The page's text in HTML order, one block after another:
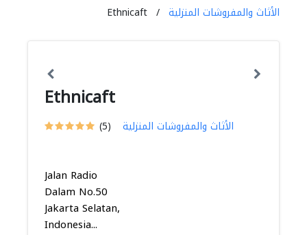
الأثاث والمفروشات المنزلية
Ethnicaft
Ethnicaft
(5) الأثاث والمفروشات المنزلية
Jalan Radio
Dalam No.50
Jakarta Selatan,
Indonesia...